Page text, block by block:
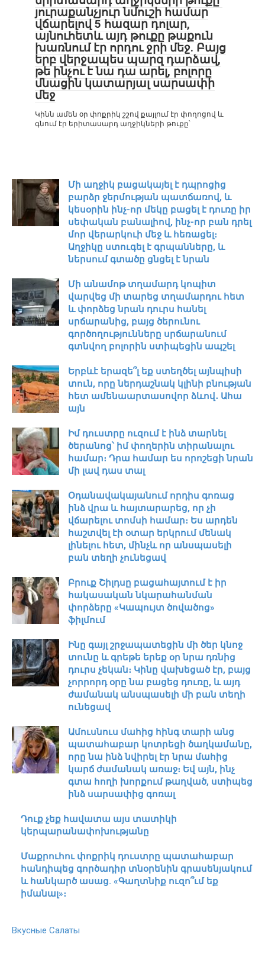
յուրաքանչյուր նմուշի համար
վճարելով 5 հազար դոլար,
այնուհետև այդ թուքը թաքուն
խառնում էր որդու ջրի մեջ. Բայց
երբ վերջապես պարզ դարձավ,
թե ինչու է նա դա արել, բոլորը
մնացին կատարյալ սարսափի
մեջ
Կինն ամեն օր փոքրիկ շշով քայլում էր փողոցով և
գնում էր երիտասարդ աղջիկների թուքը՝
Մի աղջիկ բացակայել է դպրոցից
բարձր ջերմության պատճառով, և
կեսօրին ինչ-որ մեկը բացել է դուռը իր
սեփական բանալիով, ինչ-որ բան դրել
մոր վերարկուի մեջ և հեռացել։
Աղջիկը ստուգել է գրպանները, և
ներսում գտածը ցնցել է նրան
Մի անամոթ տղամարդ կոպիտ
վարվեց մի տարեց տղամարդու հետ
և փորձեց նրան դուրս հանել
սրճարանից, բայց ծերունու
գործողությունները սրճարանում
գտնվող բոլորին ստիպեցին ապշել
Երբևէ երազե՞լ եք ստեղծել այնպիսի
տուն, որը ներդաշնակ կլինի բնության
հետ ամենաարտասովոր ձևով․ Ահա
այն
Իմ դուստրը ուզում է ինձ տարնել
ծերանոց՝ իմ փողերին տիրանալու
համար։ Դրա համար ես որոշեցի նրան
մի լավ դաս տալ
Օդանավակայանում որդիս գոռաց
ինձ վրա և հայտարարեց, որ չի
վճարելու տոմսի համար։ Ես արդեն
հաշտվել էի օտար երկրում մենակ
լինելու հետ, մինչև որ անսպասելի
բան տեղի չունեցավ
Բրուք Շիլդսը բացահայտում է իր
հակասական նկարահանման
փորձերը «Կապույտ ծովածոց»
ֆիլմում
Ինը գայլ շրջապատեցին մի ծեր կնոջ
տունը և գրեթե երեք օր նրա դռնից
դուրս չեկան։ Կինը վախեցած էր, բայց
չորրորդ օրը նա բացեց դուռը, և այդ
ժամանակ անսպասելի մի բան տեղի
ունեցավ
Ամուսնուս մահից հինգ տարի անց
պատահաբար կոտրեցի ծաղկամանը,
որը նա ինձ նվիրել էր նրա մահից
կարճ ժամանակ առաջ։ Եվ այն, ինչ
գտա հողի խորքում թաղված, ստիպեց
ինձ սարսափից գոռալ
Դուք չեք հավատա այս տատիկի
կերպարանափոխությանը
Մաքրուհու փոքրիկ դուստրը պատահաբար
հանդիպեց գործադիր տնօրենին գրասենյակում
և հանկարծ ասաց. «Գաղտնիք ուզո՞ւմ եք
իմանալ»։
Вкусные Салаты